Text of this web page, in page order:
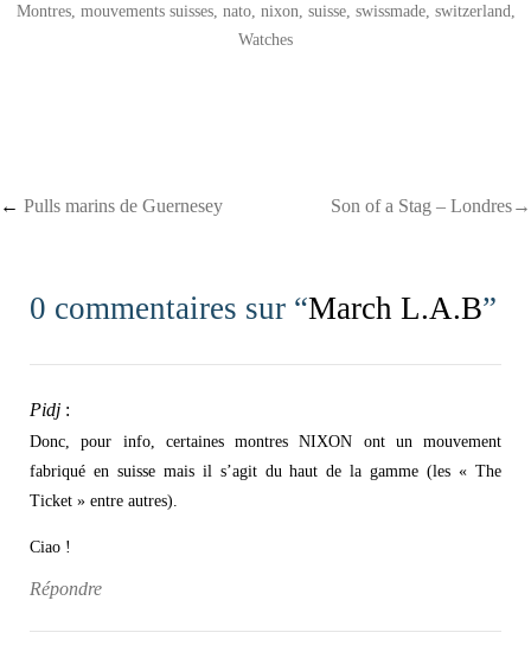
Montres, mouvements suisses, nato, nixon suisse, swissmade, switzerland
Watches
Post navigation
← Pulls marins de Guernesey Son of a Stag – Londres→
0 commentaires sur “March L.A.B”
Pidj :
Donc, pour info, certaines montres NIXON ont un mouvement
fabriqué en suisse mais il s’agit du haut de la gamme (les « The
Ticket » entre autres).
Ciao !
Répondre